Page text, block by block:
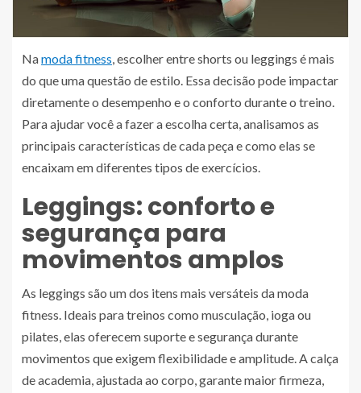
Namoda fitness, escolher entre shorts ou leggings é mais
do que uma questão de estilo. Essa decisão pode impactar
diretamente o desempenho e o conforto durante o treino.
Para ajudar você a fazer a escolha certa, analisamos as
principais características de cada peça e como elas se
encaixam em diferentes tipos de exercícios.
Leggings: conforto e
segurança para
movimentos amplos
As leggings são um dos itens mais versáteis da moda
fitness. Ideais para treinos como musculação, ioga ou
pilates, elas oferecem suporte e segurança durante
movimentos que exigem flexibilidade e amplitude. A calça
de academia, ajustada ao corpo, garante maior firmeza,